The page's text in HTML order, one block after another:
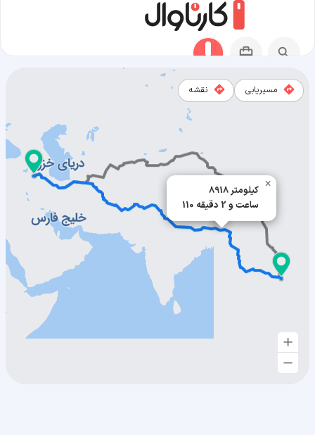
8918 کیلومتر
110 ساعت و 2 دقیقه
×
مسیریابی نقشه